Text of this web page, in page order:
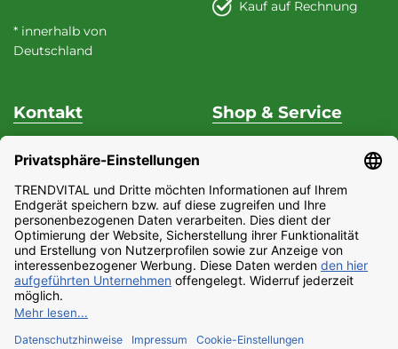
* innerhalb von
Deutschland
Kauf auf Rechnung
Kontakt
Unterstützung & Beratung
Fon +49 (0) 37 62 / 95 71 25
Fax+49 (0) 37 62 / 95 71 29
Mo - Do9:00 Uhr - 15:00
Uhr
Fr9:00 Uhr - 13:00 Uhr
E-Mail:
service@trendvital.de
Shop & Service
Datenschutz
Widerrufsrecht
Impressum
Partnerprogramm